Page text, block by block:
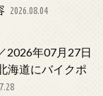
2026.08.04
2026年07月27日
海道にバイクポ